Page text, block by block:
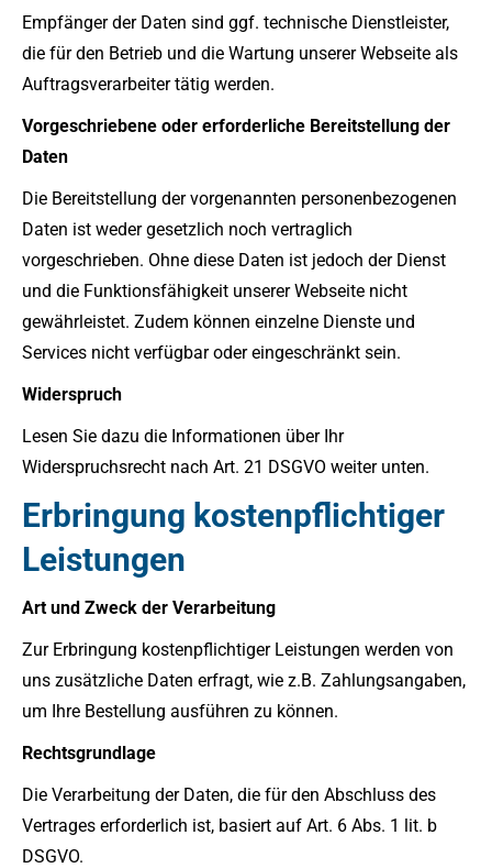
Empfänger der Daten sind ggf. technische Dienstleister,
die für den Betrieb und die Wartung unserer Webseite als
Auftragsverarbeiter tätig werden.
Vorgeschriebene oder erforderliche Bereitstellung der
Daten
Die Bereitstellung der vorgenannten personenbezogenen
Daten ist weder gesetzlich noch vertraglich
vorgeschrieben. Ohne diese Daten ist jedoch der Dienst
und die Funktionsfähigkeit unserer Webseite nicht
gewährleistet. Zudem können einzelne Dienste und
Services nicht verfügbar oder eingeschränkt sein.
Widerspruch
Lesen Sie dazu die Informationen über Ihr
Widerspruchsrecht nach Art. 21 DSGVO weiter unten.
Erbringung kostenpflichtiger
Leistungen
Art und Zweck der Verarbeitung
Zur Erbringung kostenpflichtiger Leistungen werden von
uns zusätzliche Daten erfragt, wie z.B. Zahlungsangaben,
um Ihre Bestellung ausführen zu können.
Rechtsgrundlage
Die Verarbeitung der Daten, die für den Abschluss des
Vertrages erforderlich ist, basiert auf Art. 6 Abs. 1 lit. b
DSGVO.